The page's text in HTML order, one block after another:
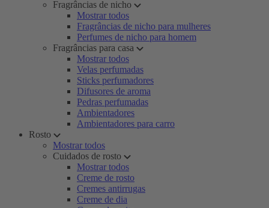
Fragrâncias de nicho
Mostrar todos
Fragrâncias de nicho para mulheres
Perfumes de nicho para homem
Fragrâncias para casa
Mostrar todos
Velas perfumadas
Sticks perfumadores
Difusores de aroma
Pedras perfumadas
Ambientadores
Ambientadores para carro
Rosto
Mostrar todos
Cuidados de rosto
Mostrar todos
Creme de rosto
Cremes antirrugas
Creme de dia